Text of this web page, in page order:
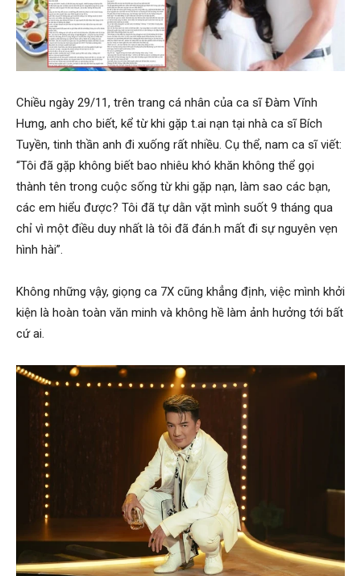
Chiều ngày 29/11, trên trang cá nhân của ca sĩ Đàm Vĩnh
Hưng, anh cho biết, kể từ khi gặp t.ai nạn tại nhà ca sĩ Bích
Tuyền, tinh thần anh đi xuống rất nhiều. Cụ thể, nam ca sĩ viết:
“Tôi đã gặp không biết bao nhiêu khó khăn không thể gọi
thành tên trong cuộc sống từ khi gặp nạn, làm sao các bạn,
các em hiểu được? Tôi đã tự dằn vặt mình suốt 9 tháng qua
chỉ vì một điều duy nhất là tôi đã đán.h mất đi sự nguyên vẹn
hình hài”.
Không những vậy, giọng ca 7X cũng khẳng định, việc mình khởi
kiện là hoàn toàn văn minh và không hề làm ảnh hưởng tới bất
cứ ai.